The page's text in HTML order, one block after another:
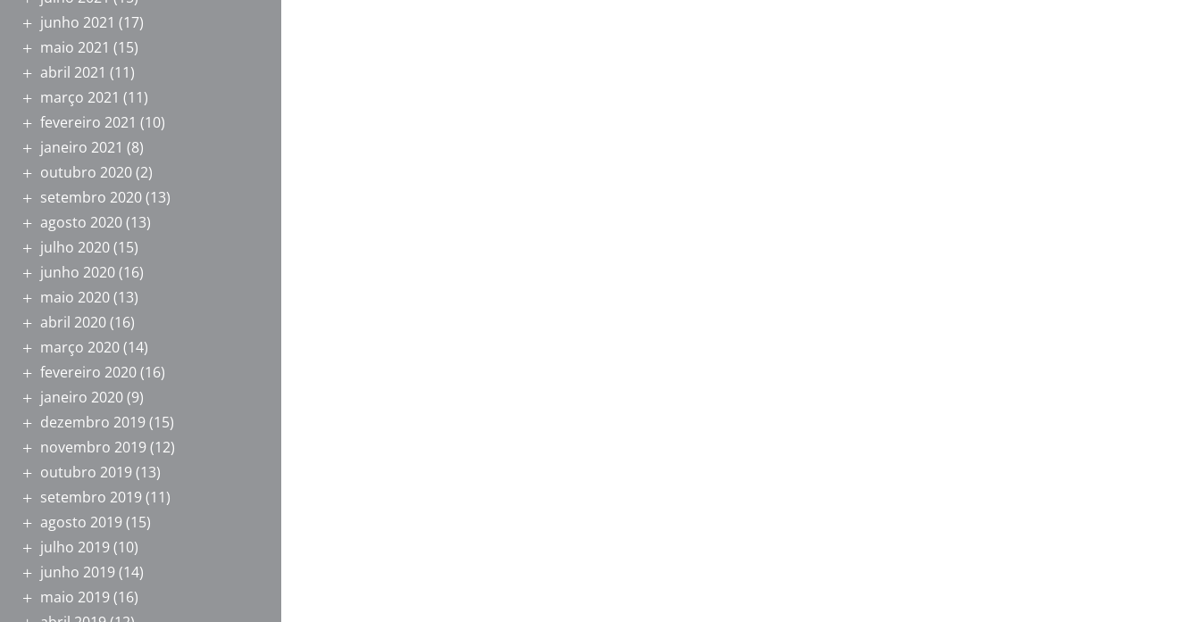
junho 2021 (17)
maio 2021 (15)
abril 2021 (11)
março 2021 (11)
fevereiro 2021 (10)
janeiro 2021 (8)
outubro 2020(2)
setembro 2020(13)
agosto 2020(13)
julho 2020(15)
junho 2020(16)
maio 2020(13)
abril 2020(16)
março 2020(14)
fevereiro 2020(16)
janeiro 2020(9)
dezembro 2019(15)
novembro 2019(12)
outubro 2019(13)
setembro 2019(11)
agosto 2019(15)
julho 2019(10)
junho 2019(14)
maio 2019(16)